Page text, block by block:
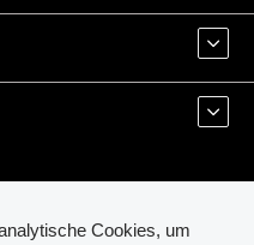
Cookies, um